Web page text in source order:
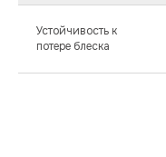
Устойчивость к
потере блеска